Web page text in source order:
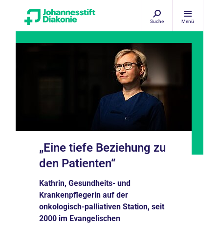
Suche Menü
„Eine tiefe Beziehung zu
den Patienten“
Kathrin, Gesundheits- und
Krankenpflegerin auf der
onkologisch-palliativen Station, seit
2000 im Evangelischen